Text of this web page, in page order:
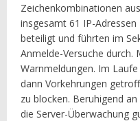
Zeichenkombinationen
insgesamt 61 IP-
beteiligt und führten im
Anmelde-Versuche
Warnmeldungen. Im
dann Vorkehrungen
zu blocken. Beruhigend
die Server-Überwachung